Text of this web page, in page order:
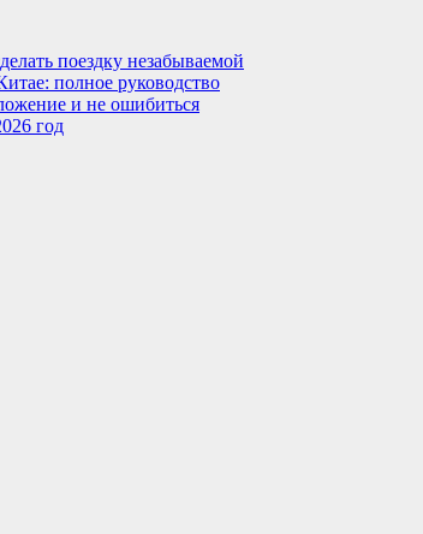
поездку незабываемой
полное руководство
и не ошибиться
год